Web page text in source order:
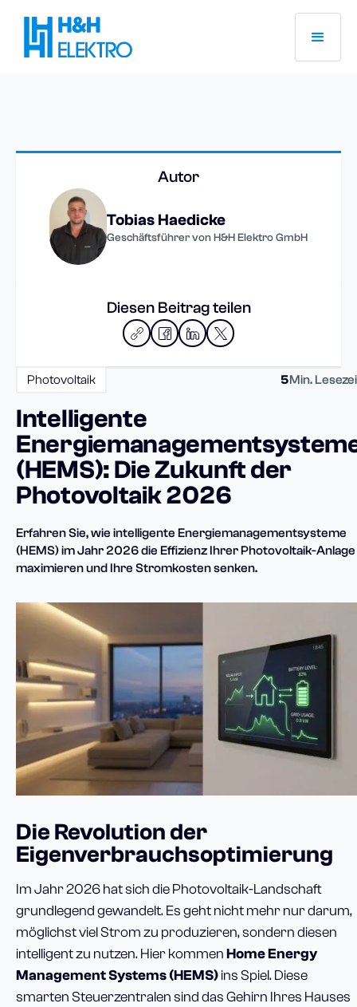
Photovoltaik 5Min.
Intelligente
(HEMS): Die Zukunft der
Photovoltaik 2026
Erfahren Sie, wie intelligente Energiemanagementsysteme
(HEMS) im Jahr 2026 die Effizienz Ihrer Photovoltaik-Anlage
maximieren und Ihre Stromkosten senken.
Die Revolution der
Eigenverbrauchsoptimierung
Im Jahr 2026 hat sich die Photovoltaik-Landschaft
grundlegend gewandelt. Es geht nicht mehr nur darum,
möglichst viel Strom zu produzieren, sondern diesen
intelligent zu nutzen. Hier kommenHome Energy
Management Systems (HEMS)ins Spiel. Diese
smarten Steuerzentralen sind das Gehirn Ihres Hauses
Autor
Tobias Haedicke
Geschäftsführer von H&H Elektro GmbH
Diesen Beitrag teilen